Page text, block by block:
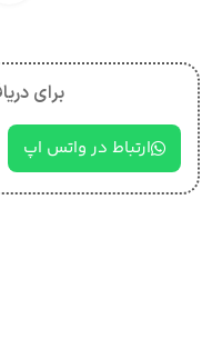
برای
ارتباط در واتس اپ